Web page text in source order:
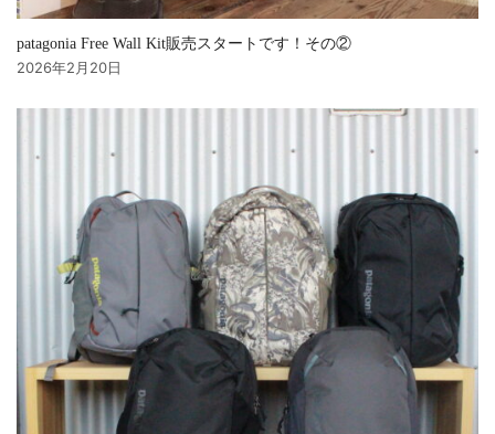
patagonia Free Wall Kit販売スタートです！その②
2026年2月20日